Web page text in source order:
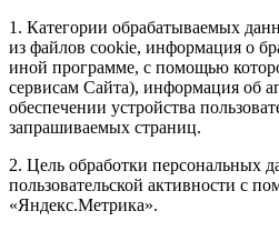
1. Категории обрабатываемых
из файлов cookie, информация о
иной программе, с помощью
сервисам Сайта), информация об
обеспечении устройства
запрашиваемых страниц.
2. Цель обработки персональных
пользовательской активности с
«Яндекс.Метрика».